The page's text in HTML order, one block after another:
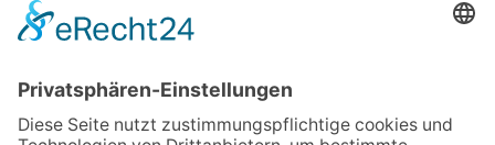
02.07.2026
04.06.2026
Junge Musiker erringen Sieg
beim Mendelssohn-
Wettbewerb